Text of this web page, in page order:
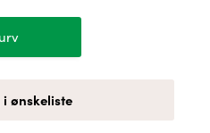
i ønskeliste